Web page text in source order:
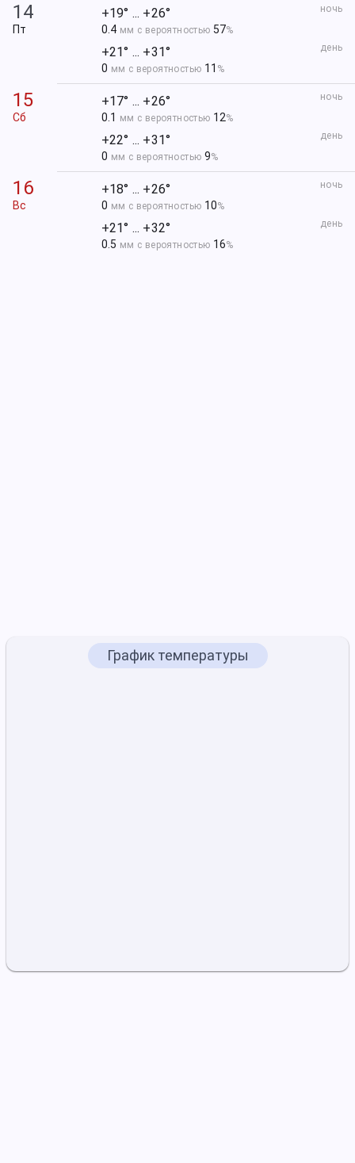
14
Пт
ночь
+19° ... +26°
0.4 мм с вероятностью 57%
день
+21° ... +31°
0 мм с вероятностью 11 %
15
Сб
ночь
+17° ... +26°
0.1 мм с вероятностью 12%
день
+22° ... +31°
0 мм с вероятностью 9%
16
Вс
ночь
+18° ... +26°
0 мм с вероятностью 10%
день
+21° ... +32°
0.5 мм с вероятностью 16%
График температуры